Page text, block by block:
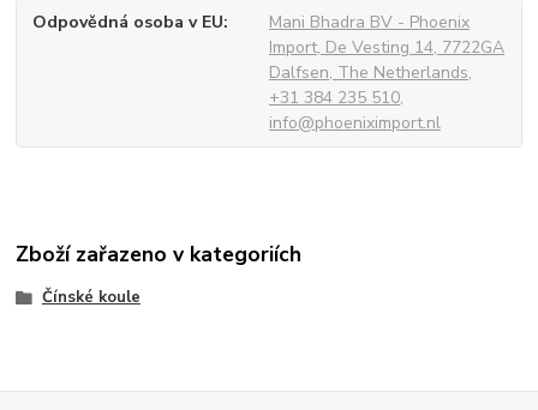
Odpovědná osoba v EU
Mani Bhadra BV - Phoenix
Import, De Vesting 14, 7722GA
Dalfsen, The Netherlands,
+31 384 235 510,
info@phoeniximport.nl
Zboží zařazeno v kategoriích
Čínské koule